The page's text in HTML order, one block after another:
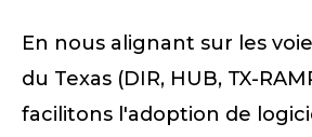
En nous alignant sur les
du Texas (DIR, HUB, TX-
facilitons l'adoption de